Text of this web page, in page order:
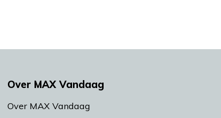
Over MAX Vandaag
Over MAX Vandaag